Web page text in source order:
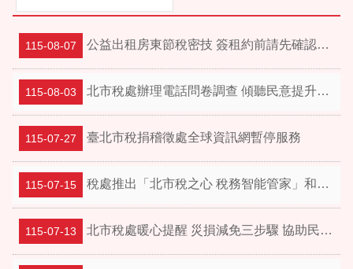
115-08-07 公益出租房東節稅密技 簽租約前請先確認2件事！
115-08-03 北市稅處辦理電話問卷調查 傾聽民意提升服務品質
115-07-27 臺北市稅捐稽徵處全球資訊網暫停服務
115-07-15 稅處推出「北市稅之心 稅務智能管家」和AI聊天學稅務！
115-07-13 北市稅處暖心提醒 災損減免三步驟 協助民眾減輕負擔